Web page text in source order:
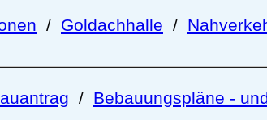
/ Goldachhalle /
/ Bebauungspläne -